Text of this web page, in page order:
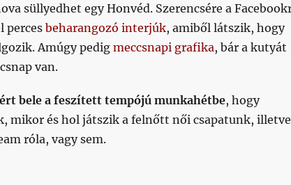
süllyedhet egy Honvéd. Szerencsére a
perces beharangozó interjúk, amiből látszik, hogy
Amúgy pedigmeccsnapi grafika, bár a kutyát
van.
bele a feszített tempójú munkahétbe, hogy
mikor és hol játszik a felnőtt női csapatunk, illetve
róla, vagy sem.